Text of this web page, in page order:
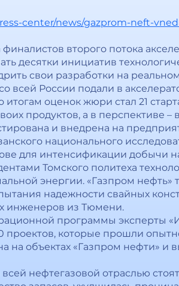
center/news/gazprom-neft-
второго потока
десятки инициатив
свои разработки на
всей России подали в
оценок жюри стал 21
продуктов, а в перспективе –
и внедрена на
национального
для интенсификации добычи
Томского политеха
энергии. «Газпром нефть»
надежности свайных
инженеров из Тюмени.
программы эксперты
проектов, которые прошли
на объектах «Газпром нефти» и
нефтегазовой отраслью